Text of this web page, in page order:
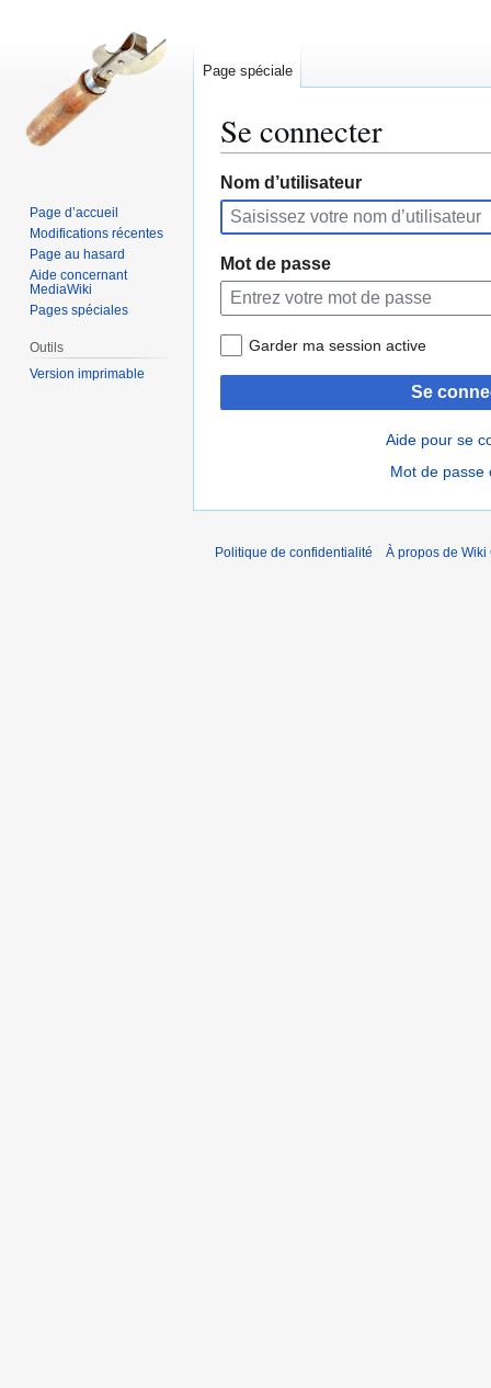
Se connecter
Aller
à
la
navigation
Aller
à
la
recherche
Nom d’utilisateur
Mot de passe
Garder ma session active
Se
Aide pour se
Mot de passe
Page spéciale
Page d’accueil
Modifications récentes
Page au hasard
Aide concernant
MediaWiki
Pages spéciales
Outils
Version imprimable
Politique de confidentialité À propos de Wiki